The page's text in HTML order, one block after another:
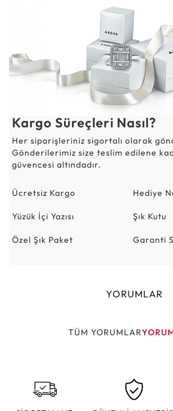
Kargo Süreçleri Nasıl?
Her siparişleriniz sigortalı olarak
Gönderilerimiz size teslim edilene
güvencesi altındadır.
Ücretsiz Kargo Hediye
Yüzük İçi Yazısı Şık Kutu
Özel Şık Paket Garanti
YORUMLAR
TÜM YORUMLAR